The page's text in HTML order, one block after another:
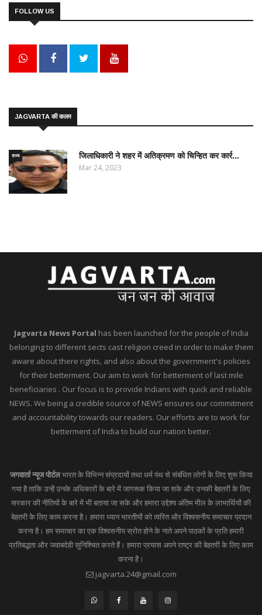
FOLLOW US
JAGVARTA की कलम
राज्य जिलाधिकारी ने शहर में अतिक्रमण को चिन्हित कर कार्र...
Mar 24, 2023
Jagvarta News Portal has been launched for the people of India
belonging to different sects cast religion creed in order to make them
aware about there rights, and also about the government's policies
for their betterment. Our aim to work for betterment of last mile
beneficiaries . Our focus is to provide Indians with quick and reliable
NEWS. We being a credible source of NEWS ensures our commitment
and accountability towards our readers. Our efforts are to work for
betterment of India to build our nation better.
जगवार्ता न्यूज पोर्टलभारत के विभिन्न संप्रदायों तथा धर्म पंथ से संबंधित लोगों के लिए शुरू किया
गया है ताकि उन्हें उनके अधिकारों के बारे में जागरूक किया जा सके और उनकी बेहतरी के लिए
सरकार की नीतियों के बारे में भी बताया जा सके और हमारा उद्देश्य अंतिम मील के लाभार्थियों की
बेहतरी के लिए काम करना है। हमारा ध्यान भारतीयों को त्वरित और विश्वसनीय समाचार प्रदान
करना है। हम समाचार का एक विश्वसनीय स्रोत होने के नाते अपने पाठकों के प्रति हमारी
प्रतिबद्धता और जवाबदेही सुनिश्चित करते हैं। हमारा प्रयास अपने राष्ट्र की बेहतरी के लिए काम
करना है।
jagvarta.24@gmail.com